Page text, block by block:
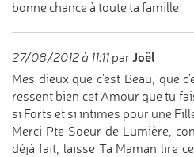
bonne chance à toute ta famille
27/08/2012 à 11:11 par Joël
Mes dieux que c'est Beau, que
ressent bien cet Amour que tu
si Forts et si intimes pour une
Merci Pte Soeur de Lumière,
déjà fait, laisse Ta Maman lire